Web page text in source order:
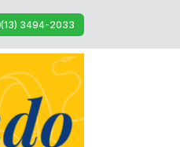
(13) 3494-2033